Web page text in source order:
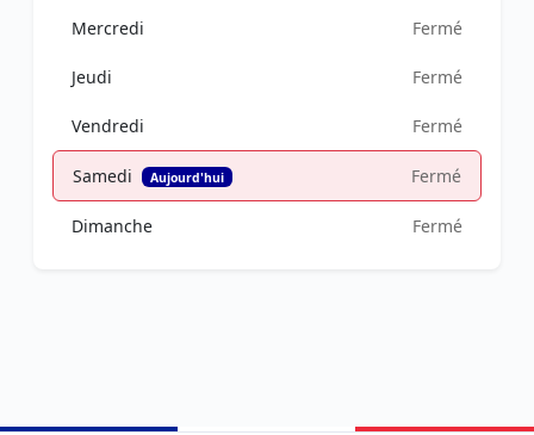
Mercredi Fermé
Jeudi Fermé
Vendredi Fermé
Samedi Aujourd'hui Fermé
Dimanche Fermé